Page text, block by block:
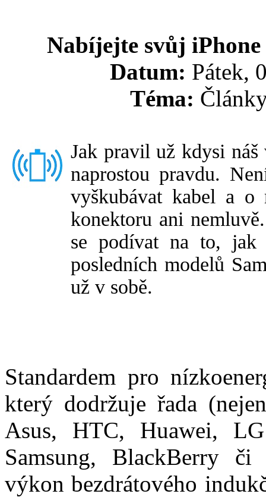
Nabíjejte svůj iPhone
Datum: Pátek,
Téma:
Jak pravil už kdysi
naprostou pravdu.
vyškubávat kabel a o
konektoru ani
se podívat na to, jak
posledních modelů
už v sobě.
Standardem pro
který dodržuje řada
Asus, HTC, Huawei,
Samsung, BlackBerry
výkon bezdrátového